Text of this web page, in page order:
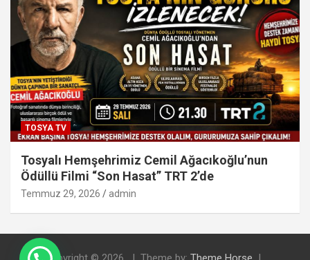
TOSYA TV
Tosyalı Hemşehrimiz Cemil Ağacıkoğlu’nun
Ödüllü Filmi “Son Hasat” TRT 2’de
Temmuz 29, 2026 admin